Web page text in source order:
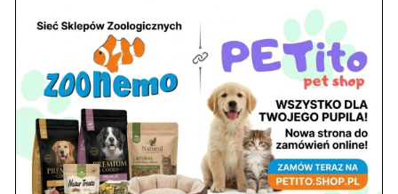
Godziny pracy
pon. – piąt. 10.00 – 19.00
sob. 8.00 – 15.00
niedz. zamknięte